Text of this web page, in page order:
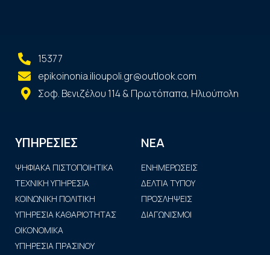
15377
epikoinonia.ilioupoli.gr@outlook.com
Σοφ. Βενιζέλου 114 & Πρωτόπαπα, Ηλιούπολη
ΥΠΗΡΕΣΙΕΣ
ΨΗΦΙΑΚΑ ΠΙΣΤΟΠΟΙΗΤΙΚΑ
ΤΕΧΝΙΚΗ ΥΠΗΡΕΣΙΑ
ΚΟΙΝΩΝΙΚΗ ΠΟΛΙΤΙΚΗ
ΥΠΗΡΕΣΙΑ ΚΑΘΑΡΙΟΤΗΤΑΣ
ΟΙΚΟΝΟΜΙΚΑ
ΥΠΗΡΕΣΙΑ ΠΡΑΣΙΝΟΥ
ΝΕΑ
ΕΝΗΜΕΡΩΣΕΙΣ
ΔΕΛΤΙΑ ΤΥΠΟΥ
ΠΡΟΣΛΗΨΕΙΣ
ΔΙΑΓΩΝΙΣΜΟΙ